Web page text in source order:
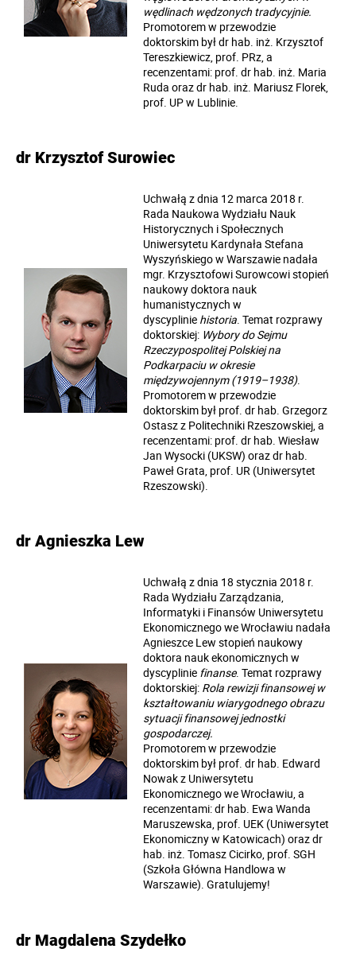
wędlinach wędzonych tradycyjnie.
Promotorem w przewodzie
doktorskim był dr hab. inż. Krzysztof
Tereszkiewicz, prof. PRz, a
recenzentami: prof. dr hab. inż. Maria
Ruda oraz dr hab. inż. Mariusz Florek,
prof. UP w Lublinie.
dr Krzysztof Surowiec
Uchwałą z dnia 12 marca 2018 r.
Rada Naukowa Wydziału Nauk
Historycznych i Społecznych
Uniwersytetu Kardynała Stefana
Wyszyńskiego w Warszawie nadała
mgr. Krzysztofowi Surowcowi stopień
naukowy doktora nauk
humanistycznych w
dyscyplinie historia . Temat rozprawy
doktorskiej: Wybory do Sejmu
Rzeczypospolitej Polskiej na
Podkarpaciu w okresie
międzywojennym (1919–1938).
Promotorem w przewodzie
doktorskim był prof. dr hab. Grzegorz
Ostasz z Politechniki Rzeszowskiej, a
recenzentami: prof. dr hab. Wiesław
Jan Wysocki (UKSW) oraz dr hab.
Paweł Grata, prof. UR (Uniwersytet
Rzeszowski).
dr Agnieszka Lew
Uchwałą z dnia 18 stycznia 2018 r.
Rada Wydziału Zarządzania,
Informatyki i Finansów Uniwersytetu
Ekonomicznego we Wrocławiu nadała
Agnieszce Lew stopień naukowy
doktora nauk ekonomicznych w
dyscyplinie finanse. Temat rozprawy
doktorskiej: Rola rewizji finansowej w
kształtowaniu wiarygodnego obrazu
sytuacji finansowej jednostki
gospodarczej.
Promotorem w przewodzie
doktorskim był prof. dr hab. Edward
Nowak z Uniwersytetu
Ekonomicznego we Wrocławiu, a
recenzentami: dr hab. Ewa Wanda
Maruszewska, prof. UEK (Uniwersytet
Ekonomiczny w Katowicach) oraz dr
hab. inż. Tomasz Cicirko, prof. SGH
(Szkoła Główna Handlowa w
Warszawie). Gratulujemy!
dr Magdalena Szydełko